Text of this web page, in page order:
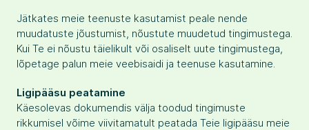
Jätkates meie teenuste kasutamist peale nende
muudatuste jõustumist, nõustute muudetud tingimustega.
Kui Te ei nõustu täielikult või osaliselt uute tingimustega,
lõpetage palun meie veebisaidi ja teenuse kasutamine.
Ligipääsu peatamine
Käesolevas dokumendis välja toodud tingimuste
rikkumisel võime viivitamatult peatada Teie ligipääsu meie